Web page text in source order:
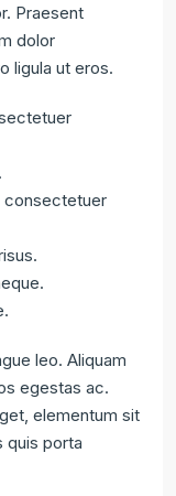
Praesent
dolor
ligula ut eros.
consectetuer
leo. Aliquam
egestas ac.
elementum sit
quis porta